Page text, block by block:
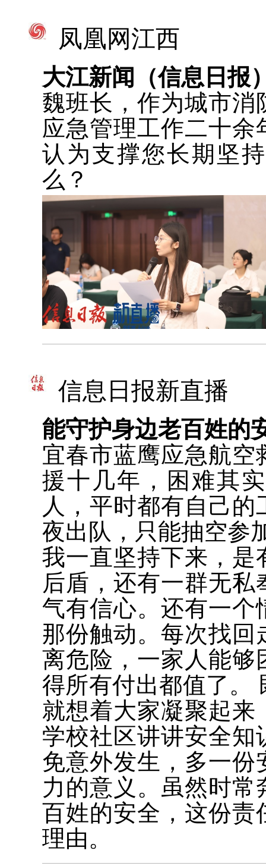
凤凰网江西
大江新闻（信息日报
魏班长，作为城市消
应急管理工作二十余
认为支撑您长期坚
么？
信息日报新直播
能守护身边老百姓的
宜春市蓝鹰应急航空
援十几年，困难其
人，平时都有自己
夜出队，只能抽空参
我一直坚持下来，是
后盾，还有一群无
气有信心。还有一个
那份触动。每次找回
离危险，一家人能够
得所有付出都值了。
就想着大家凝聚起来
学校社区讲讲安全知
免意外发生，多一份
力的意义。虽然时
百姓的安全，这份责
理由。